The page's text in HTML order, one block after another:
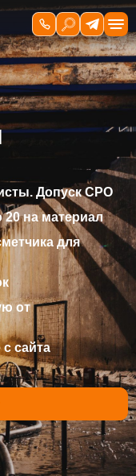
Допуск СРО
20 на материал
для
от
сайта